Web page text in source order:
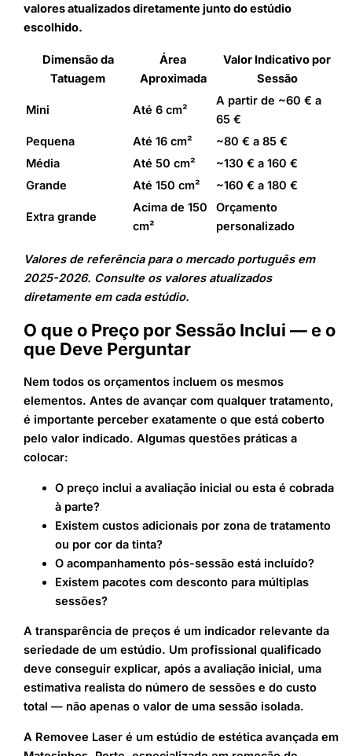
valores atualizados diretamente junto do estúdio
escolhido.
Dimensão da
Tatuagem
Área
Aproximada
Valor Indicativo por
Sessão
Mini Até 6 cm²
A partir de ~60 € a
65 €
Pequena
Até 16 cm²
~80 € a 85 €
Média
Até 50 cm²
~130 € a 160 €
Grande
Até 150 cm² ~160 € a 180 €
Extra grande
Acima de 150
cm²
Orçamento
personalizado
Valores de referência para o mercado português em
2025-2026. Consulte os valores atualizados
diretamente em cada estúdio.
O que o Preço por Sessão Inclui — e o
que Deve Perguntar
Nem todos os orçamentos incluem os mesmos
elementos. Antes de avançar com qualquer tratamento,
é importante perceber exatamente o que está coberto
pelo valor indicado. Algumas questões práticas a
colocar:
O preço inclui a avaliação inicial ou esta é cobrada
à parte?
Existem custos adicionais por zona de tratamento
ou por cor da tinta?
O acompanhamento pós-sessão está incluído?
Existem pacotes com desconto para múltiplas
sessões?
A transparência de preços é um indicador relevante da
seriedade de um estúdio. Um profissional qualificado
deve conseguir explicar, após a avaliação inicial, uma
estimativa realista do número de sessões e do custo
total — não apenas o valor de uma sessão isolada.
A Removee Laser é um estúdio de estética avançada em